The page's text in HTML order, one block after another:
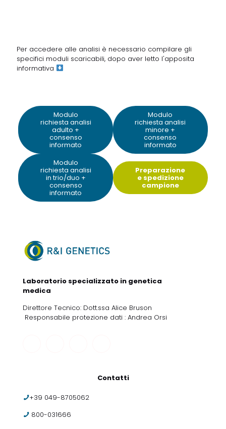
Per accedere alle analisi è necessario compilare gli
specifici moduli scaricabili, dopo aver letto l'apposita
informativa
Modulo
richiesta analisi
adulto +
consenso
informato
Modulo
richiesta analisi
minore +
consenso
informato
Modulo
richiesta analisi
in trio/duo +
consenso
informato
Preparazione
e spedizione
campione
Laboratorio specializzato in genetica
medica
Direttore Tecnico: Dott.ssa Alice Bruson
Responsabile protezione dati : Andrea Orsi
Contatti
+39 049-8705062
800-031666